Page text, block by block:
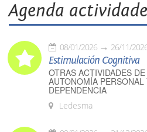
Agenda
08/01/2026 26/11/
Estimulación Cognitiva
OTRAS ACTIVIDADES
AUTONOMÍA
DEPENDENCIA
Ledesma